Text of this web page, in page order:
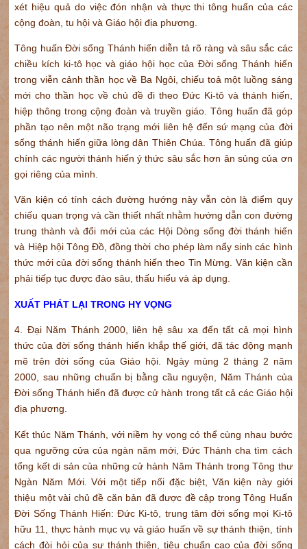
xét hiệu quả do việc đón nhận và thực thi tông huấn của các
cộng đoàn, tu hội và Giáo hội địa phương.
Tông huấn Đời sống Thánh hiến diễn tả rõ ràng và sâu sắc các
chiều kích ki-tô học và giáo hội học của Đời sống Thánh hiến
trong viễn cảnh thần học về Ba Ngôi, chiếu toả một luồng sáng
mới cho thần học về chủ đề đi theo Đức Ki-tô và thánh hiến,
hiệp thông trong cộng đoàn và truyền giáo. Tông huấn đã góp
phần tạo nên một não trạng mới liên hệ đến sứ mạng của đời
sống thánh hiến giữa lòng dân Thiên Chúa. Tông huấn đã giúp
chính các người thánh hiến ý thức sâu sắc hơn ân sủng của ơn
gọi riêng của mình.
Văn kiện có tính cách đường hướng này vẫn còn là điểm quy
chiếu quan trọng và cần thiết nhất nhằm hướng dẫn con đường
trung thành và đổi mới của các Hội Dòng sống đời thánh hiến
và Hiệp hội Tông Đồ, đồng thời cho phép làm nẩy sinh các hình
thức mới của đời sống thánh hiến theo Tin Mừng. Văn kiện cần
phải tiếp tục được đào sâu, thấu hiểu và áp dụng.
XUẤT PHÁT LẠI TRONG HY VỌNG
4. Đại Năm Thánh 2000, liên hệ sâu xa đến tất cả mọi hình
thức của đời sống thánh hiến khắp thế giới, đã tác động mạnh
mẽ trên đời sống của Giáo hội. Ngày mùng 2 tháng 2 năm
2000, sau những chuẩn bị bằng cầu nguyện, Năm Thánh của
Đời sống Thánh hiến đã được cử hành trong tất cả các Giáo hội
địa phương.
Kết thúc Năm Thánh, với niềm hy vọng có thể cùng nhau bước
qua ngưỡng cửa của ngàn năm mới, Đức Thánh cha tìm cách
tổng kết di sản của những cử hành Năm Thánh trong Tông thư
Ngàn Năm Mới. Với một tiếp nối đặc biệt, Văn kiện này giới
thiệu một vài chủ đề căn bản đã được đề cập trong Tông Huấn
Đời Sống Thánh Hiến: Đức Ki-tô, trung tâm đời sống mọi Ki-tô
hữu 11, thực hành mục vụ và giáo huấn về sự thánh thiện, tính
cách đòi hỏi của sự thánh thiện, tiêu chuẩn cao của đời sống